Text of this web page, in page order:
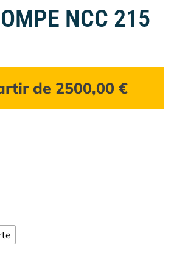
NCC 215
de 2500,00 €